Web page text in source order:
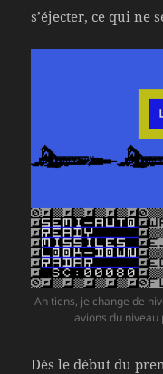
s’éjecter, ce qui ne
Ah tiens, je change de
avions du niveau
Dès le début du